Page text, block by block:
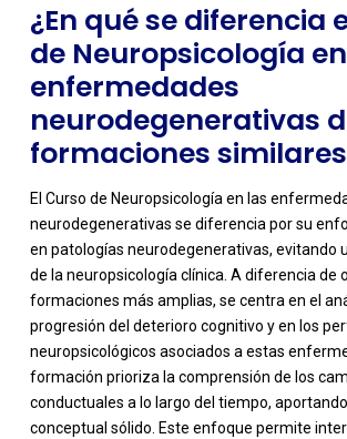
¿En qué se diferencia
de Neuropsicología
enfermedades
neurodegenerativas
formaciones
El Curso de Neuropsicología en las
neurodegenerativas se diferencia por su
en patologías neurodegenerativas, evitando
de la neuropsicología clínica. A diferencia de
formaciones más amplias, se centra en el
progresión del deterioro cognitivo y en los
neuropsicológicos asociados a estas
formación prioriza la comprensión de los
conductuales a lo largo del tiempo,
conceptual sólido. Este enfoque permite
-